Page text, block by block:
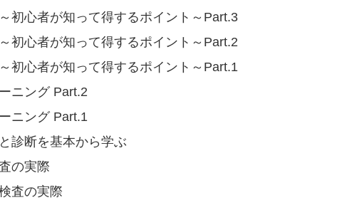
初心者が知って得するポイント～Part.3
初心者が知って得するポイント～Part.2
初心者が知って得するポイント～Part.1
ニング Part.2
ニング Part.1
診断を基本から学ぶ
の実際
査の実際